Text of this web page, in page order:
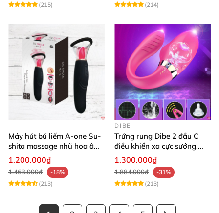
(215)
(214)
Máy hút bú liếm A-one Su-
shita massage nhũ hoa âm
đạo cực phê
1.200.000₫
1.463.000₫
-18%
(213)
DIBE
Trứng rung Dibe 2 đầu C
điều khiển xa cực sướng,
thích mê
1.300.000₫
1.884.000₫
-31%
(213)